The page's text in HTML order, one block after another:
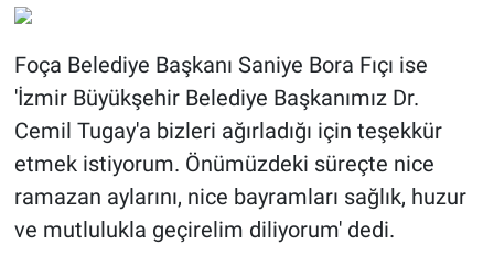
Foça Belediye Başkanı Saniye Bora Fıçı ise
'İzmir Büyükşehir Belediye Başkanımız Dr.
Cemil Tugay'a bizleri ağırladığı için teşekkür
etmek istiyorum. Önümüzdeki süreçte nice
ramazan aylarını, nice bayramları sağlık, huzur
ve mutlulukla geçirelim diliyorum' dedi.